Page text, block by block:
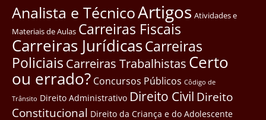
Analista e TécnicoArtigos Atividades e
Materiais de Aulas Carreiras Fiscais
Carreiras JurídicasCarreiras
Policiais Carreiras Trabalhistas Certo
ou errado? Concursos Públicos Côdigo de
Trânsito Direito Administrativo Direito Civil Direito
Constitucional Direito da Criança e do Adolescente